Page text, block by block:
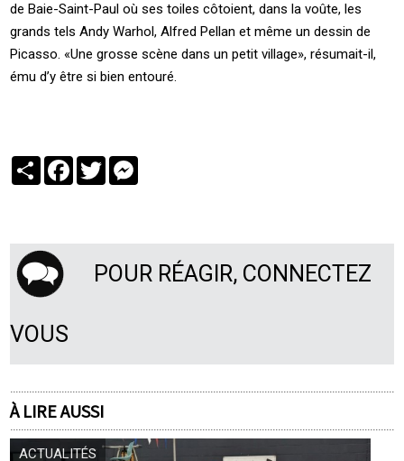
de Baie-Saint-Paul où ses toiles côtoient, dans la voûte, les
grands tels Andy Warhol, Alfred Pellan et même un dessin de
Picasso. «Une grosse scène dans un petit village», résumait-il,
ému d’y être si bien entouré.
PartagerFacebook
Twitter
POUR RÉAGIR, CONNECTEZ
VOUS
À LIRE AUSSI
ACTUALITÉS